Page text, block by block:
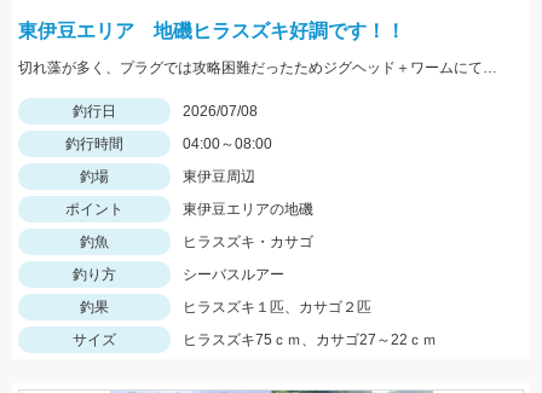
東伊豆エリア 地磯ヒラスズキ好調です！！
切れ藻が多く、プラグでは攻略困難だったためジグヘッド＋ワームにて。同行のお客様がジグでイサキもキャッチ！
釣行日
2026/07/08
釣行時間
04:00～08:00
釣場
東伊豆周辺
ポイント
東伊豆エリアの地磯
釣魚
ヒラスズキ・カサゴ
釣り方
シーバスルアー
釣果
ヒラスズキ１匹、カサゴ２匹
サイズ
ヒラスズキ75ｃｍ、カサゴ27～22ｃｍ